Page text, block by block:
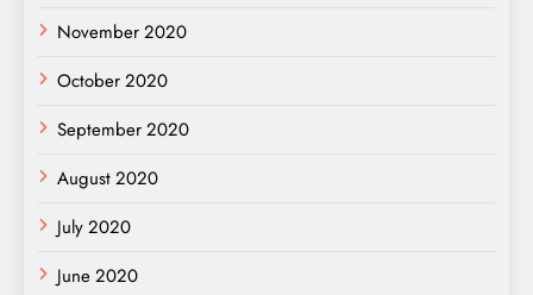
November 2020
October 2020
September 2020
August 2020
July 2020
June 2020